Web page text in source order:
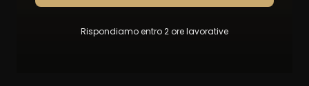
Rispondiamo entro 2 ore lavorative